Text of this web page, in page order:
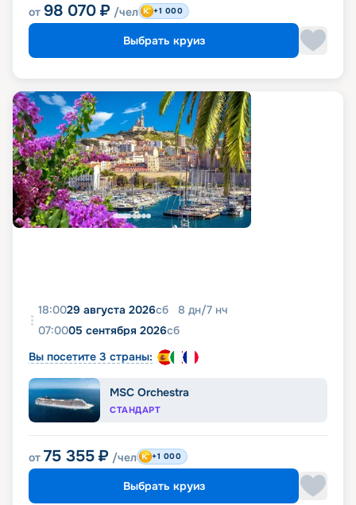
от 98 070 ₽ /чел +1 000
Выбрать круиз
18:0029 августа 2026сб 8 дн/7 нч
07:0005 сентября 2026сб
Вы посетите 3 страны:
MSC Orchestra
СТАНДАРТ
от 75 355 ₽ /чел +1 000
Выбрать круиз